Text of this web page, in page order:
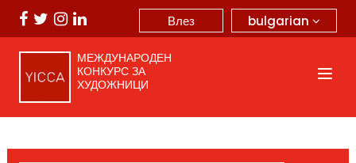
bulgarian
Влез
МЕЖДУНАРОДЕН
КОНКУРС ЗА
ХУДОЖНИЦИ